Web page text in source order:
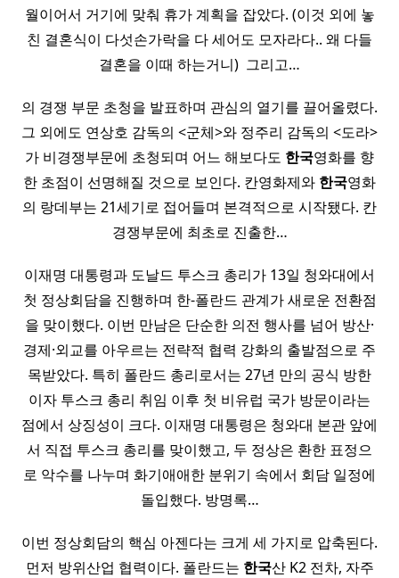
월이어서 거기에 맞춰 휴가 계획을 잡았다. (이것 외에 놓
친 결혼식이 다섯손가락을 다 세어도 모자라다.. 왜 다들
결혼을 이때 하는거니) ​ 그리고…
의 경쟁 부문 초청을 발표하며 관심의 열기를 끌어올렸다.
그 외에도 연상호 감독의 <군체>와 정주리 감독의 <도라>
가 비경쟁부문에 초청되며 어느 해보다도 한국영화를 향
한 초점이 선명해질 것으로 보인다. 칸영화제와 한국영화
의 랑데부는 21세기로 접어들며 본격적으로 시작됐다. 칸
경쟁부문에 최초로 진출한…
이재명 대통령과 도날드 투스크 총리가 13일 청와대에서
첫 정상회담을 진행하며 한-폴란드 관계가 새로운 전환점
을 맞이했다. 이번 만남은 단순한 의전 행사를 넘어 방산·
경제·외교를 아우르는 전략적 협력 강화의 출발점으로 주
목받았다. 특히 폴란드 총리로서는 27년 만의 공식 방한
이자 투스크 총리 취임 이후 첫 비유럽 국가 방문이라는
점에서 상징성이 크다. 이재명 대통령은 청와대 본관 앞에
서 직접 투스크 총리를 맞이했고, 두 정상은 환한 표정으
로 악수를 나누며 화기애애한 분위기 속에서 회담 일정에
돌입했다. 방명록…
이번 정상회담의 핵심 아젠다는 크게 세 가지로 압축된다.
먼저 방위산업 협력이다. 폴란드는 한국산 K2 전차, 자주